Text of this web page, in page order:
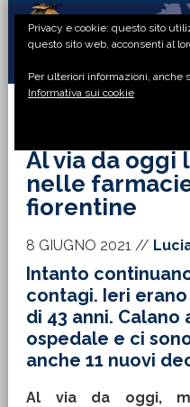
Passa
primaria
Passa
principale
Passa
laterale
Passa
di
Al via da oggi
nelle
fiorentine
8 GIUGNO 2021 //
Intanto
contagi. Ieri erano
di 43 anni.
ospedale e ci
anche 11 nuovi
Al via da oggi,
Privacy e cookie: questo sito
questo sito web, acconsenti al
Per ulteriori informazioni, anche
Informativa sui cookie